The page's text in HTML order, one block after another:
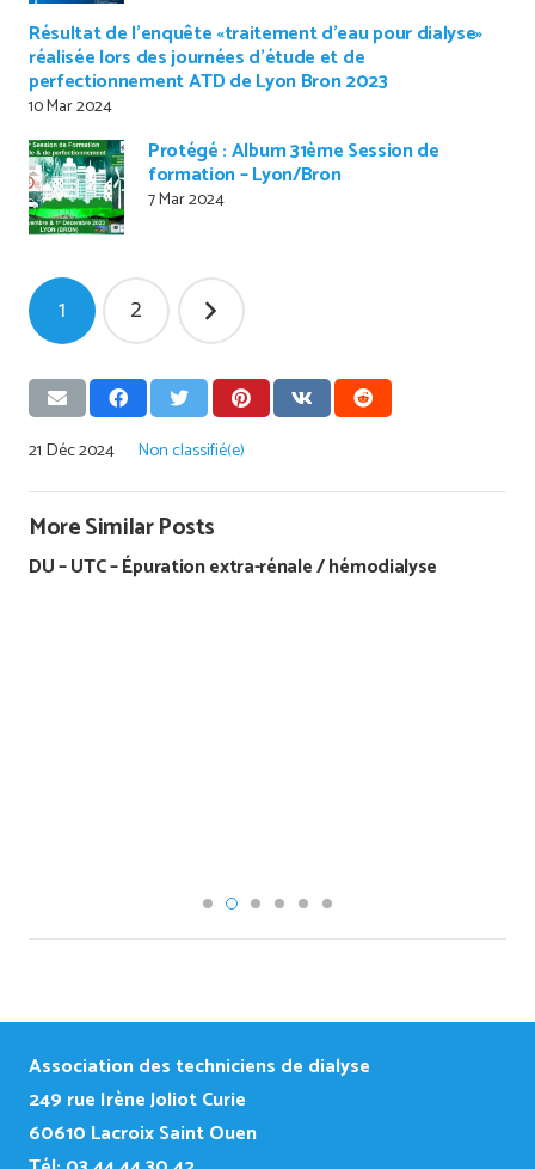
Résultat de l’enquête «traitement d’eau pour dialyse»
réalisée lors des journées d’étude et de
perfectionnement ATD de Lyon Bron 2023
10 Mar 2024
Protégé : Album 31ème Session de
formation – Lyon/Bron
7 Mar 2024
Pagination
des
publications
1 2
21 Déc 2024 Non classifié(e)
More Similar Posts
DU – UTC – Épuration extra-rénale / hémodialyse
Association des techniciens de dialyse
249 rue Irène Joliot Curie
60610 Lacroix Saint Ouen